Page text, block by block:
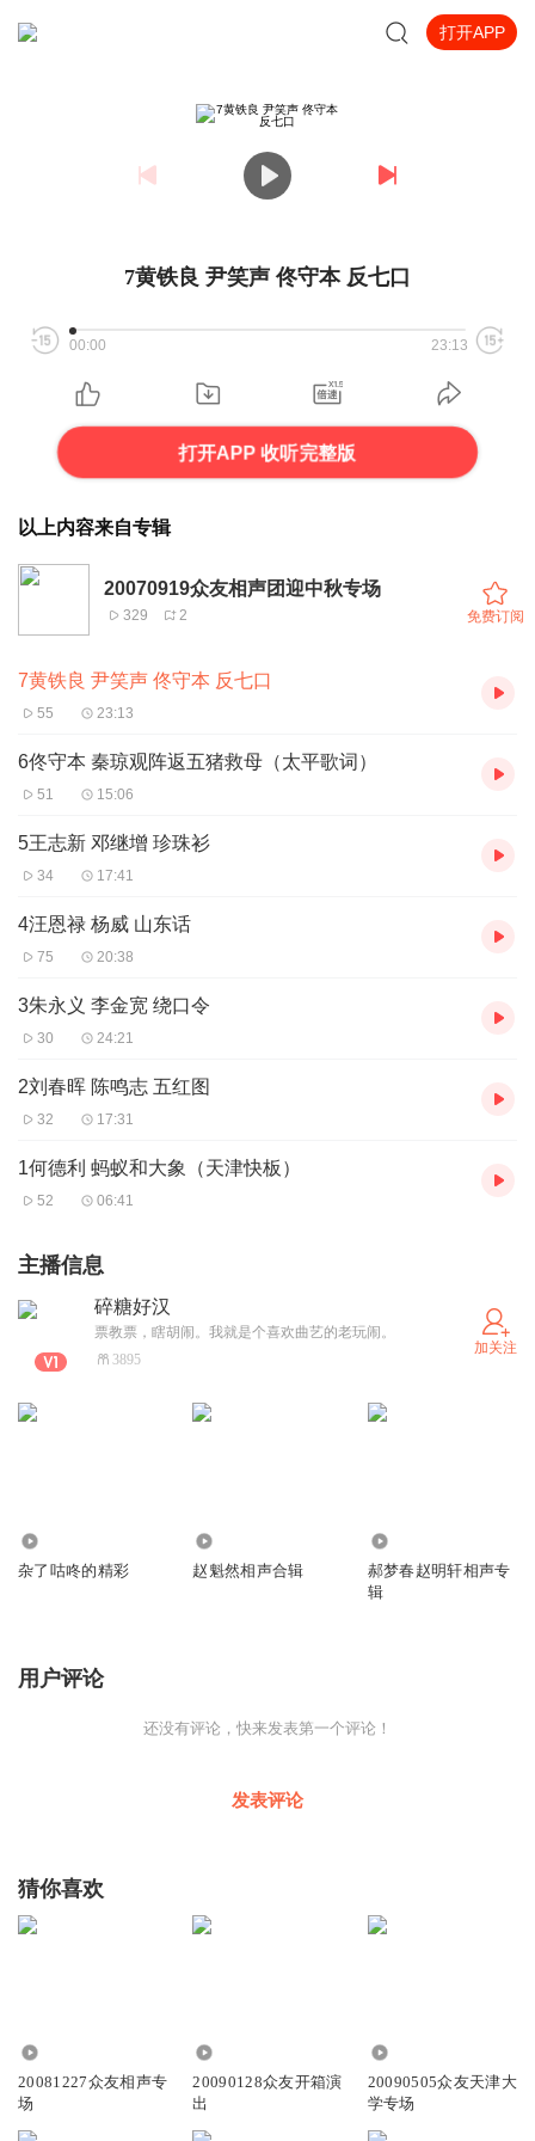
打开APP
7黄铁良 尹笑声 佟守本 反七口
00:00 23:13
打开APP 收听完整版
以上内容来自专辑
20070919众友相声团迎中秋专场
329 2 免费订阅
7黄铁良 尹笑声 佟守本 反七口
55 23:13
6佟守本 秦琼观阵返五猪救母（太平歌词）
51 15:06
5王志新 邓继增 珍珠衫
34 17:41
4汪恩禄 杨威 山东话
75 20:38
3朱永义 李金宽 绕口令
30 24:21
2刘春晖 陈鸣志 五红图
32 17:31
1何德利 蚂蚁和大象（天津快板）
52 06:41
主播信息
碎糖好汉
票教票，瞎胡闹。我就是个喜欢曲艺的老玩闹。
3895
加关注
杂了咕咚的精彩 赵魁然相声合辑
郝梦春赵明轩相声专
辑
用户评论
还没有评论，快来发表第一个评论！
发表评论
猜你喜欢
20081227众友相声专
场
20090128众友开箱演
出
20090505众友天津大
学专场